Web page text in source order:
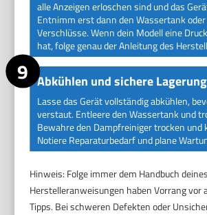
alle Anzeigen erloschen sind und das
Entnimm erst dann den Wassertank
Verschlüsse. Wenn dein Modell eine
hat, folge genau der Anleitung des
Abkühlen und sichere Lagerung
Lasse das Gerät vollständig abkühlen,
verstaut. Entleere den Wassertank und
Bewahre den Dampfreiniger trocken und
Notiere Reparaturbedarf und plane
Hinweis: Folge immer dem Handbuch
Herstelleranweisungen haben Vorrang vor
Tipps. Bei schweren Defekten oder